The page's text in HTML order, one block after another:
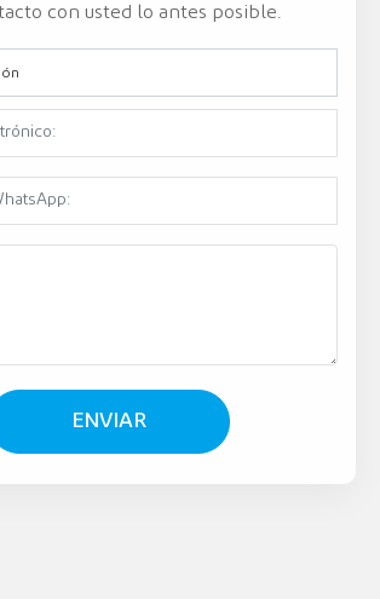
con usted lo antes posible.
ENVIAR